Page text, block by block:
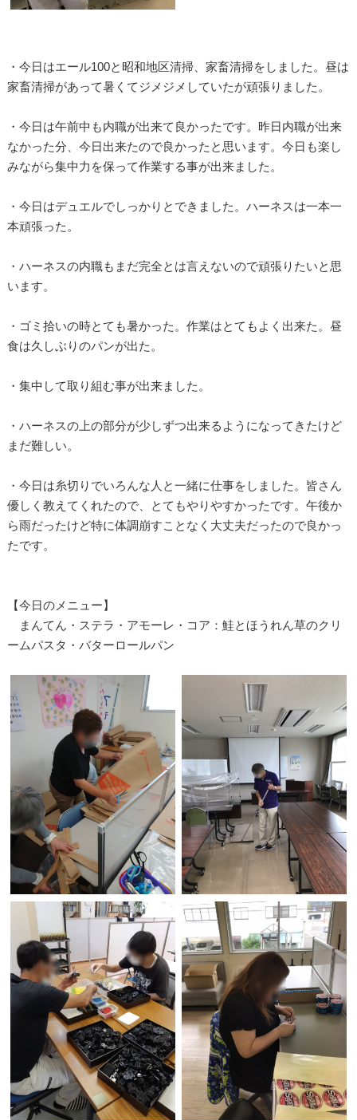
・今日はエール100と昭和地区清掃、家畜清掃をしました。昼は
家畜清掃があって暑くてジメジメしていたが頑張りました。
・今日は午前中も内職が出来て良かったです。昨日内職が出来
なかった分、今日出来たので良かったと思います。今日も楽し
みながら集中力を保って作業する事が出来ました。
・今日はデュエルでしっかりとできました。ハーネスは一本一
本頑張った。
・ハーネスの内職もまだ完全とは言えないので頑張りたいと思
います。
・ゴミ拾いの時とても暑かった。作業はとてもよく出来た。昼
食は久しぶりのパンが出た。
・集中して取り組む事が出来ました。
・ハーネスの上の部分が少しずつ出来るようになってきたけど
まだ難しい。
・今日は糸切りでいろんな人と一緒に仕事をしました。皆さん
優しく教えてくれたので、とてもやりやすかったです。午後か
ら雨だったけど特に体調崩すことなく大丈夫だったので良かっ
たです。
【今日のメニュー】
まんてん・ステラ・アモーレ・コア：鮭とほうれん草のクリ
ームパスタ・バターロールパン